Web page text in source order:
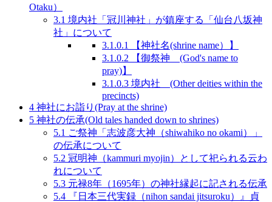
Otaku）
3.1 境内社「冠川神社」が鎮座する「仙台八坂神
社」について
3.1.0.1
【神社名(shrine name）】
3.1.0.2 【御祭神 (God's name to
pray)】
3.1.0.3 境内社 (Other deities within the
precincts)
4 神社にお詣り(Pray at the shrine)
5 神社の伝承(Old tales handed down to shrines)
5.1 ご祭神「志波彦大神（shiwahiko no okami）」
の伝承について
5.2 冠明神（kammuri myojin）として祀られる云わ
れについて
5.3 元禄8年（1695年）の神社縁起に記される伝承
5.4 『日本三代実録（nihon sandai jitsuroku）』貞